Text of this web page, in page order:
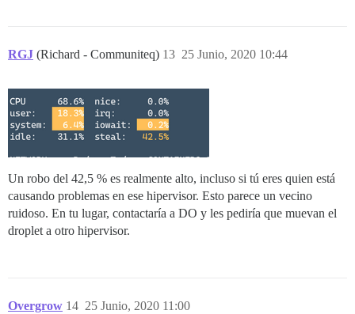
RGJ (Richard - Communiteq) 25 Junio, 2020 10:44
13
Un robo del 42,5 % es realmente alto, incluso si tú eres quien está
causando problemas en ese hipervisor. Esto parece un vecino
ruidoso. En tu lugar, contactaría a DO y les pediría que muevan el
droplet a otro hipervisor.
Overgrow 25 Junio, 2020 11:00
14